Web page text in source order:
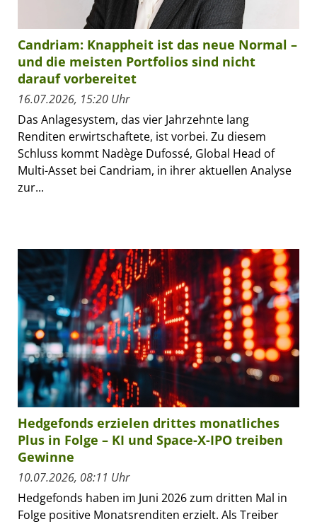
Candriam: Knappheit ist das neue Normal –
und die meisten Portfolios sind nicht
darauf vorbereitet
16.07.2026, 15:20 Uhr
Das Anlagesystem, das vier Jahrzehnte lang
Renditen erwirtschaftete, ist vorbei. Zu diesem
Schluss kommt Nadège Dufossé, Global Head of
Multi-Asset bei Candriam, in ihrer aktuellen Analyse
zur...
Hedgefonds erzielen drittes monatliches
Plus in Folge – KI und Space-X-IPO treiben
Gewinne
10.07.2026, 08:11 Uhr
Hedgefonds haben im Juni 2026 zum dritten Mal in
Folge positive Monatsrenditen erzielt. Als Treiber